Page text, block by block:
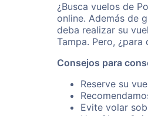
¿Busca vuelos de
online. Además de
deba realizar su
Tampa. Pero,
Consejos para
Reserve su
Evite volar